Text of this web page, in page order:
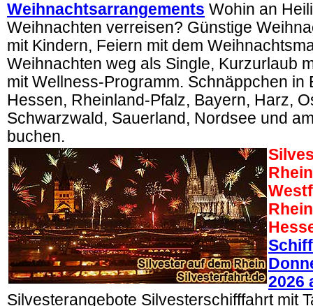
Weihnachtsarrangements Wohin an
Weihnachten verreisen? Günstige
mit Kindern, Feiern mit dem
Weihnachten weg als Single, Kurzurlaub
mit Wellness-Programm. Schnäppchen in
Hessen, Rheinland-Pfalz, Bayern, Harz,
Schwarzwald, Sauerland, Nordsee und
buchen.
2026
Silvesterangebote Silvesterschifffahrt mit